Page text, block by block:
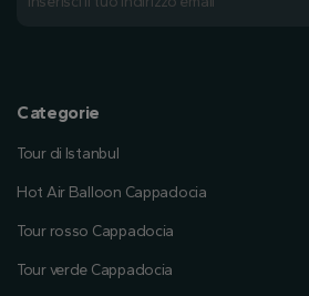
Categorie
Tour di Istanbul
Hot Air Balloon Cappadocia
Tour rosso Cappadocia
Tour verde Cappadocia